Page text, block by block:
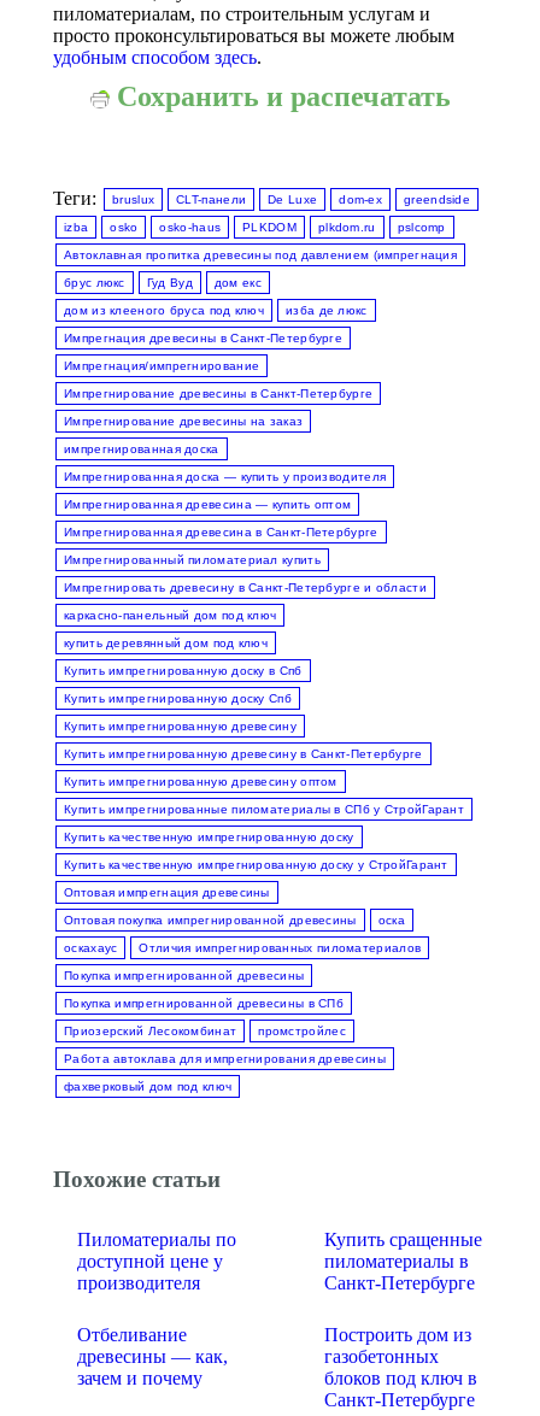
пиломатериалам, по строительным услугам и
просто проконсультироваться вы можете любым
удобным способом здесь.
Сохранить и распечатать
Теги: bruslux CLT-панели De Luxe dom-ex greendside
izba osko osko-haus PLKDOM plkdom.ru pslcomp
Автоклавная пропитка древесины под давлением (импрегнация
брус люкс Гуд Вуд дом екс
дом из клееного бруса под ключ изба де люкс
Импрегнация древесины в Санкт-Петербурге
Импрегнация/импрегнирование
Импрегнирование древесины в Санкт-Петербурге
Импрегнирование древесины на заказ
импрегнированная доска
Импрегнированная доска — купить у производителя
Импрегнированная древесина — купить оптом
Импрегнированная древесина в Санкт-Петербурге
Импрегнированный пиломатериал купить
Импрегнировать древесину в Санкт-Петербурге и области
каркасно-панельный дом под ключ
купить деревянный дом под ключ
Купить импрегнированную доску в Спб
Купить импрегнированную доску Спб
Купить импрегнированную древесину
Купить импрегнированную древесину в Санкт-Петербурге
Купить импрегнированную древесину оптом
Купить импрегнированные пиломатериалы в СПб у СтройГарант
Купить качественную импрегнированную доску
Купить качественную импрегнированную доску у СтройГарант
Оптовая импрегнация древесины
Оптовая покупка импрегнированной древесины оска
оскахаус Отличия импрегнированных пиломатериалов
Покупка импрегнированной древесины
Покупка импрегнированной древесины в СПб
Приозерский Лесокомбинат промстройлес
Работа автоклава для импрегнирования древесины
фахверковый дом под ключ
Похожие статьи
Пиломатериалы по
доступной цене у
производителя
Купить сращенные
пиломатериалы в
Санкт-Петербурге
Отбеливание
древесины — как,
зачем и почему
Построить дом из
газобетонных
блоков под ключ в
Санкт-Петербурге